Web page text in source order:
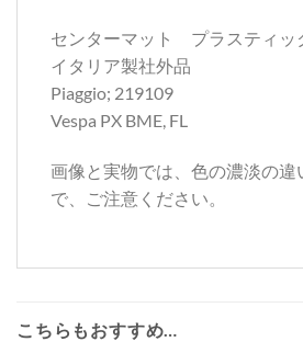
センターマット プラスティ
イタリア製社外品
Piaggio; 219109
Vespa PX BME, FL
画像と実物では、色の濃淡の
で、ご注意ください。
こちらもおすすめ…